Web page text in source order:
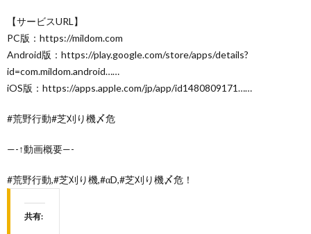
【サービスURL】
PC版：https://mildom.com
Android版：https://play.google.com/store/apps/details?
id=com.mildom.android……
iOS版：https://apps.apple.com/jp/app/id1480809171……
#荒野行動#芝刈り機〆危
—-↑動画概要—-
#荒野行動,#芝刈り機,#αD,#芝刈り機〆危！
共有: